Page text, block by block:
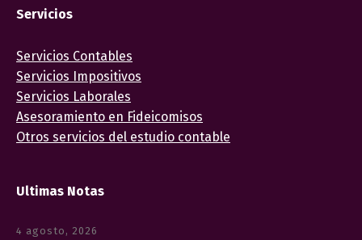
Servicios
Servicios Contables
Servicios Impositivos
Servicios Laborales
Asesoramiento en Fideicomisos
Otros servicios del estudio contable
Ultimas Notas
4 agosto, 2026